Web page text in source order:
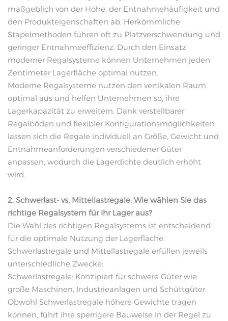
maßgeblich von der Höhe, der Entnahmehäufigkeit und
den Produkteigenschaften ab. Herkömmliche
Stapelmethoden führen oft zu Platzverschwendung und
geringer Entnahmeeffizienz. Durch den Einsatz
moderner Regalsysteme können Unternehmen jeden
Zentimeter Lagerfläche optimal nutzen.
Moderne Regalsysteme nutzen den vertikalen Raum
optimal aus und helfen Unternehmen so, ihre
Lagerkapazität zu erweitern. Dank verstellbarer
Regalböden und flexibler Konfigurationsmöglichkeiten
lassen sich die Regale individuell an Größe, Gewicht und
Entnahmeanforderungen verschiedener Güter
anpassen, wodurch die Lagerdichte deutlich erhöht
wird.
2. Schwerlast- vs. Mittellastregale: Wie wählen Sie das
richtige Regalsystem für Ihr Lager aus?
Die Wahl des richtigen Regalsystems ist entscheidend
für die optimale Nutzung der Lagerfläche.
Schwerlastregale und Mittellastregale erfüllen jeweils
unterschiedliche Zwecke:
Schwerlastregale: Konzipiert für schwere Güter wie
große Maschinen, Industrieanlagen und Schüttgüter.
Obwohl Schwerlastregale höhere Gewichte tragen
können, führt ihre sperrigere Bauweise in der Regel zu